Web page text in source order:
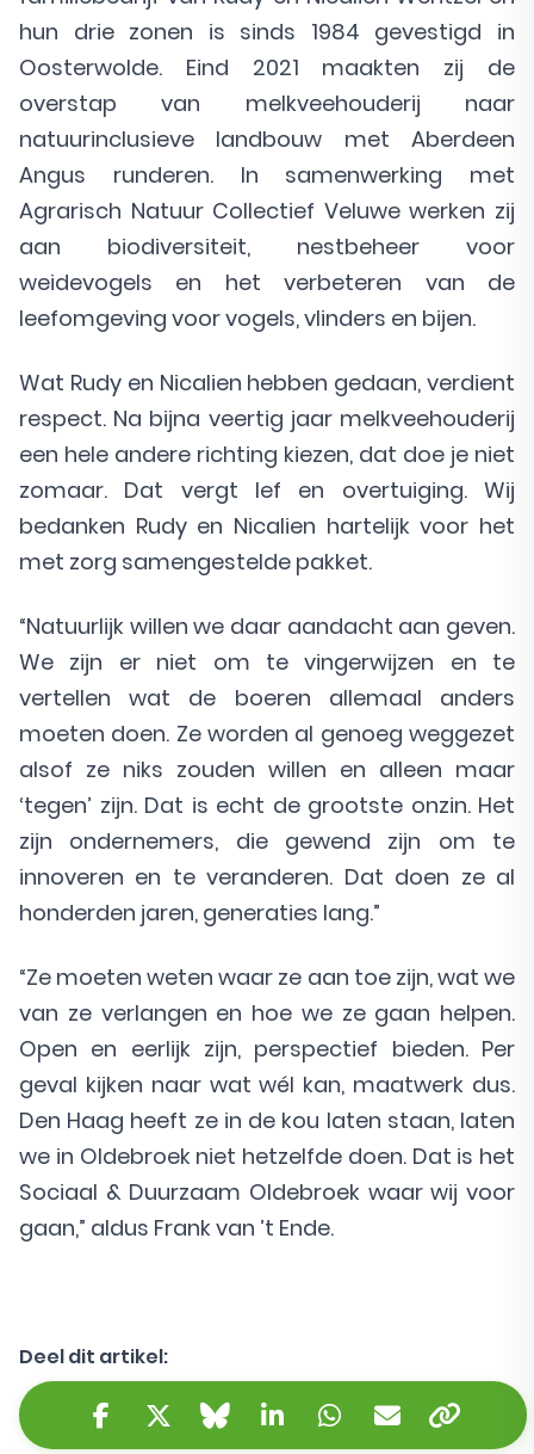
hun drie zonen is sinds 1984 gevestigd in
Oosterwolde. Eind 2021 maakten zij de
overstap van melkveehouderij naar
natuurinclusieve landbouw met Aberdeen
Angus runderen. In samenwerking met
Agrarisch Natuur Collectief Veluwe werken zij
aan biodiversiteit, nestbeheer voor
weidevogels en het verbeteren van de
leefomgeving voor vogels, vlinders en bijen.
Wat Rudy en Nicalien hebben gedaan, verdient
respect. Na bijna veertig jaar melkveehouderij
een hele andere richting kiezen, dat doe je niet
zomaar. Dat vergt lef en overtuiging. Wij
bedanken Rudy en Nicalien hartelijk voor het
met zorg samengestelde pakket.
“Natuurlijk willen we daar aandacht aan geven.
We zijn er niet om te vingerwijzen en te
vertellen wat de boeren allemaal anders
moeten doen. Ze worden al genoeg weggezet
alsof ze niks zouden willen en alleen maar
‘tegen’ zijn. Dat is echt de grootste onzin. Het
zijn ondernemers, die gewend zijn om te
innoveren en te veranderen. Dat doen ze al
honderden jaren, generaties lang.”
“Ze moeten weten waar ze aan toe zijn, wat we
van ze verlangen en hoe we ze gaan helpen.
Open en eerlijk zijn, perspectief bieden. Per
geval kijken naar wat wél kan, maatwerk dus.
Den Haag heeft ze in de kou laten staan, laten
we in Oldebroek niet hetzelfde doen. Dat is het
Sociaal & Duurzaam Oldebroek waar wij voor
gaan,” aldus Frank van ’t Ende.
Deel dit artikel:
Facebook
Twitter/X
BlueskyLinkedInWhatsApp
E-mail